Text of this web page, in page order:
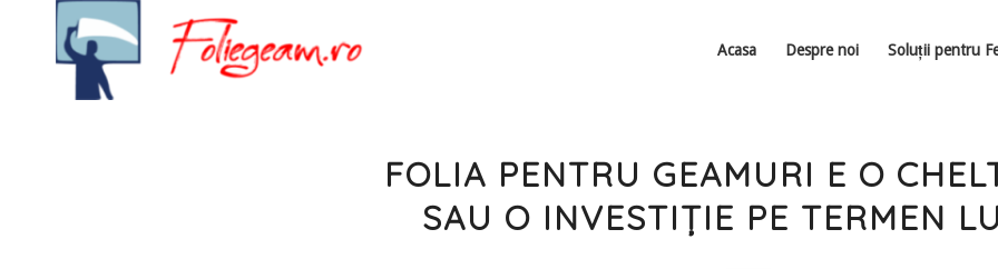
Acasa Despre noi Soluții pentru
FOLIA PENTRU GEAMURI E O
SAU O INVESTIȚIE PE TERMEN